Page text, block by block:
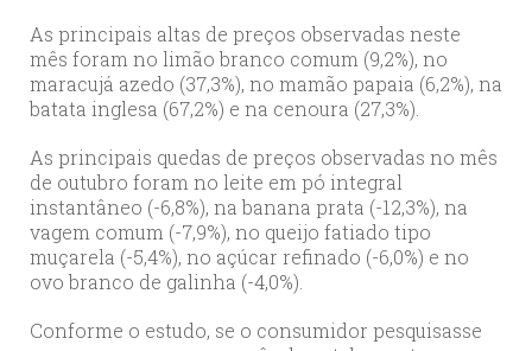
As principais altas de preços observadas neste
mês foram no limão branco comum (9,2%), no
maracujá azedo (37,3%), no mamão papaia (6,2%), na
batata inglesa (67,2%) e na cenoura (27,3%).
As principais quedas de preços observadas no mês
de outubro foram no leite em pó integral
instantâneo (-6,8%), na banana prata (-12,3%), na
vagem comum (-7,9%), no queijo fatiado tipo
muçarela (-5,4%), no açúcar refinado (-6,0%) e no
ovo branco de galinha (-4,0%).
Conforme o estudo, se o consumidor pesquisasse